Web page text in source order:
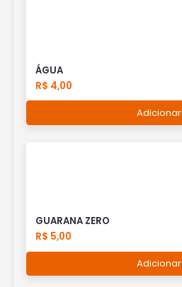
ÁGUA
R$ 4,00
Adicionar
GUARANA ZERO
R$ 5,00
Adicionar